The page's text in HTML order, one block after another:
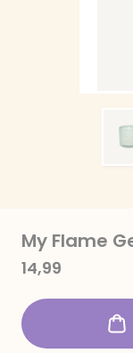
My Flame
14,99